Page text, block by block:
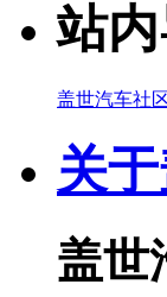
站
盖世汽车社
关
盖世